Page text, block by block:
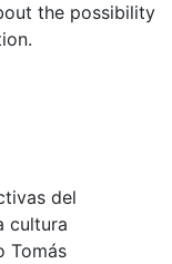
the possibility
del
cultura
Tomás